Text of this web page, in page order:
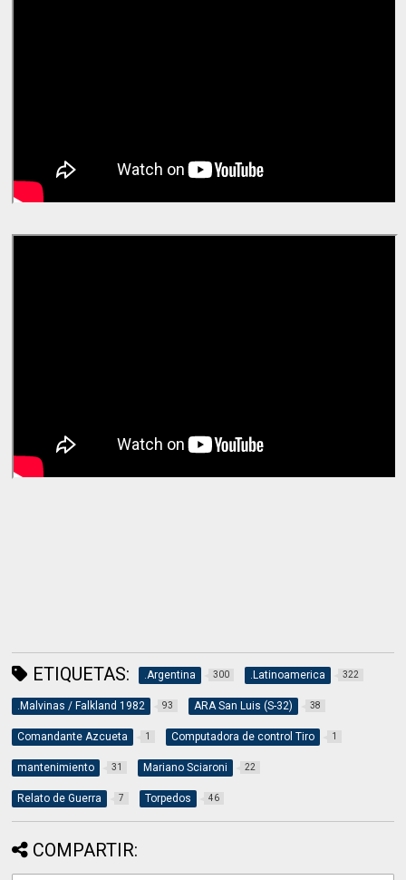
ETIQUETAS: .Argentina 300 .Latinoamerica 322
.Malvinas / Falkland 1982 93 ARA San Luis (S-32) 38
Comandante Azcueta 1 Computadora de control Tiro 1
mantenimiento 31 Mariano Sciaroni 22
Relato de Guerra 7 Torpedos 46
COMPARTIR: